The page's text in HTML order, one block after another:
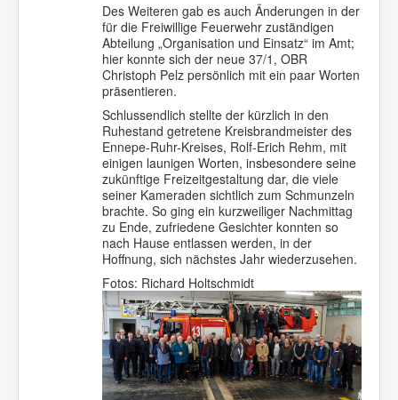
Des Weiteren gab es auch Änderungen in der
für die Freiwillige Feuerwehr zuständigen
Abteilung „Organisation und Einsatz“ im Amt;
hier konnte sich der neue 37/1, OBR
Christoph Pelz persönlich mit ein paar Worten
präsentieren.
Schlussendlich stellte der kürzlich in den
Ruhestand getretene Kreisbrandmeister des
Ennepe-Ruhr-Kreises, Rolf-Erich Rehm, mit
einigen launigen Worten, insbesondere seine
zukünftige Freizeitgestaltung dar, die viele
seiner Kameraden sichtlich zum Schmunzeln
brachte. So ging ein kurzweiliger Nachmittag
zu Ende, zufriedene Gesichter konnten so
nach Hause entlassen werden, in der
Hoffnung, sich nächstes Jahr wiederzusehen.
Fotos: Richard Holtschmidt